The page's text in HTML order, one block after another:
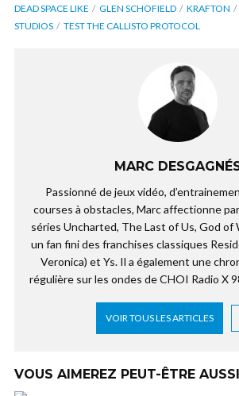
DEAD SPACE LIKE GLEN SCHOFIELD KRAFTON
STUDIOS
TEST THE CALLISTO PROTOCOL
MARC
Passionné de jeux vidéo,
courses à obstacles, Marc affectionne
séries Uncharted, The Last of Us, God of
un fan fini des franchises classiques
Veronica) et Ys. Il a également une
régulière sur les ondes de CHOI Radio X
VOIR TOUS LES ARTICLES
VOUS AIMEREZ PEUT-ÊTRE AUSSI